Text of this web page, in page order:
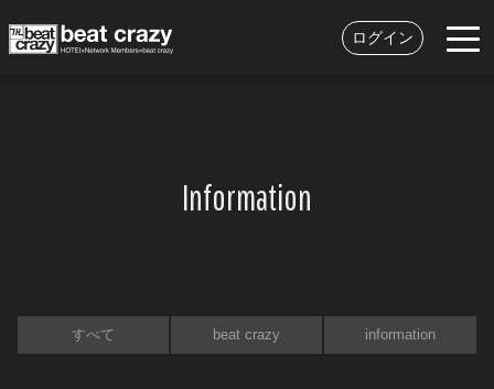
ログイン
Information
すべて beat crazy information